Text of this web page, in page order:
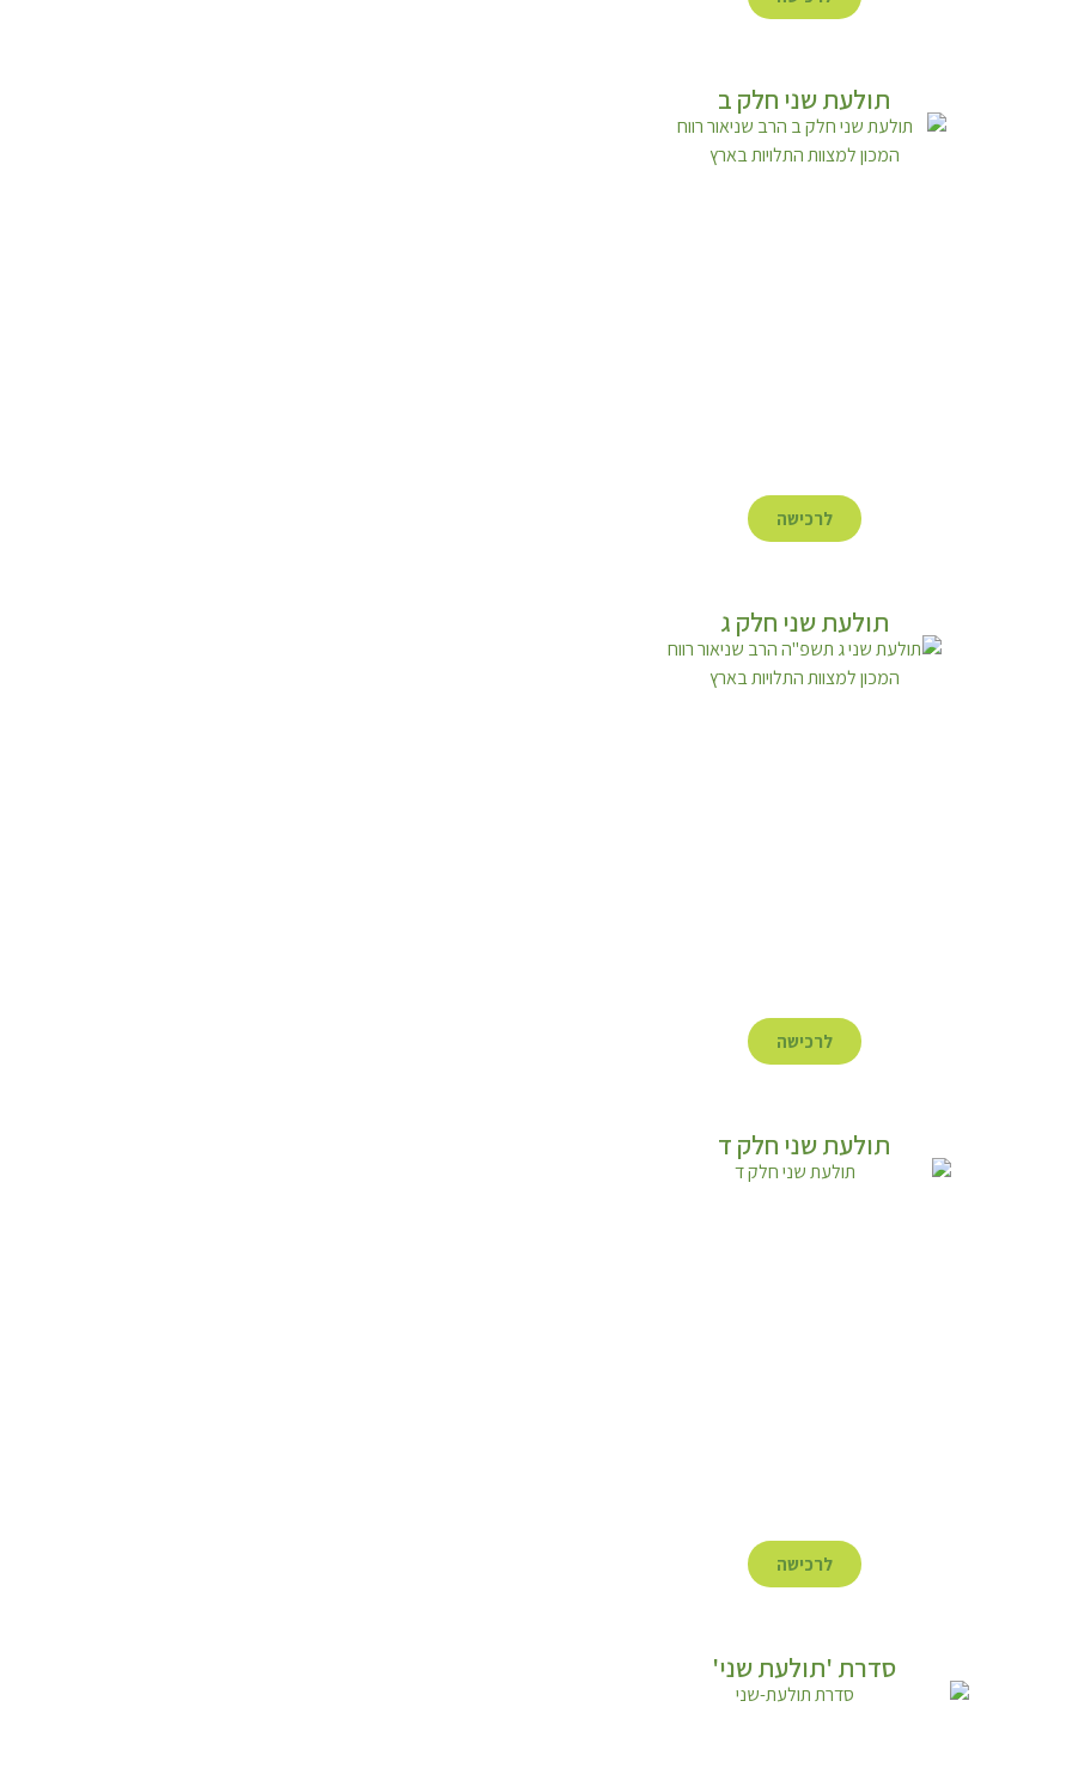
תולעת שני חלק ב
לרכישה
תולעת שני חלק ג
לרכישה
תולעת שני חלק ד
לרכישה
סדרת 'תולעת שני'